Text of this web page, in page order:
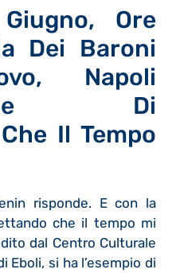
Ore
Dei Baroni
Napoli
Di
Il Tempo
risponde. E con la
che il tempo mi
dal Centro Culturale
Eboli, si ha l’esempio di